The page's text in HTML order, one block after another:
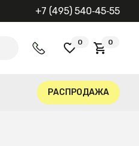
+7 (495) 540‑45‑55
0 0
РАСПРОДАЖА